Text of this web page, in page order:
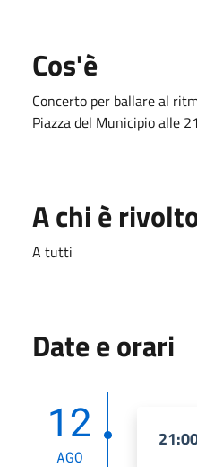
Cos'è
Concerto per ballare al
Piazza del Municipio alle
A chi è
A tutti
Date e orari
12
AGO